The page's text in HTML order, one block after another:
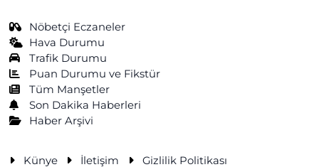
Nöbetçi Eczaneler
Hava Durumu
Trafik Durumu
Puan Durumu ve Fikstür
Tüm Manşetler
Son Dakika Haberleri
Haber Arşivi
Künye İletişim Gizlilik Politikası